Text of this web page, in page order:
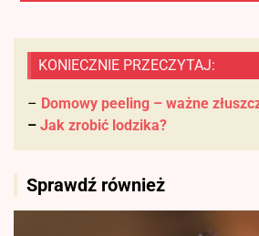
KONIECZNIE PRZECZYTAJ:
– Domowy peeling – ważne
– Jak zrobić lodzika?
Sprawdź również